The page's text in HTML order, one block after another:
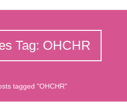
Tag: OHCHR
tagged "OHCHR"